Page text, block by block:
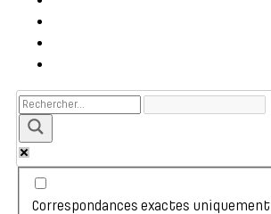
Correspondances exactes uniquement